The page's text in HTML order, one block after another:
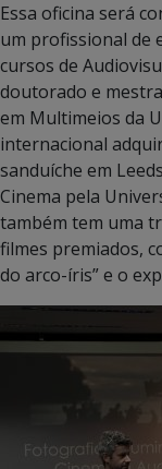
Essa oficina será
um profissional de
cursos de
doutorado e
em Multimeios da
internacional
sanduíche em
Cinema pela
também tem uma
filmes premiados,
do arco-íris” e o